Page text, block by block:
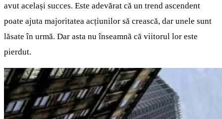
avut același succes. Este adevărat că un trend ascendent
poate ajuta majoritatea acțiunilor să crească, dar unele sunt
lăsate în urmă. Dar asta nu înseamnă că viitorul lor este
pierdut.